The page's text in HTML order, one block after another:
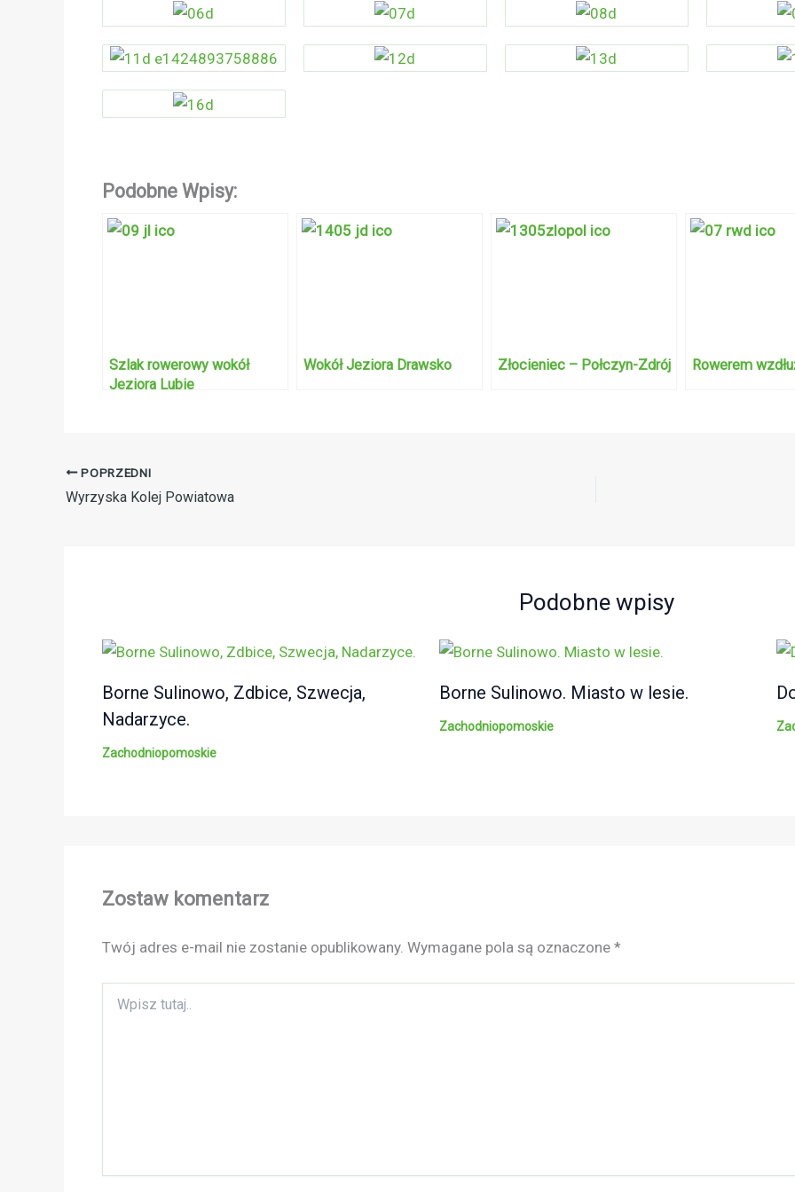
Podobne Wpisy:
Szlak rowerowy wokół
Jeziora Lubie
Wokół Jeziora Drawsko Złocieniec – Połczyn-Zdrój Rowerem
POPRZEDNI
Wyrzyska Kolej Powiatowa
Podobne wpisy
Borne Sulinowo, Zdbice, Szwecja,
Nadarzyce.
Zachodniopomoskie
Borne Sulinowo. Miasto w lesie.
Zachodniopomoskie
Zostaw komentarz
Twój adres e-mail nie zostanie opublikowany. Wymagane pola są oznaczone *
tutaj..